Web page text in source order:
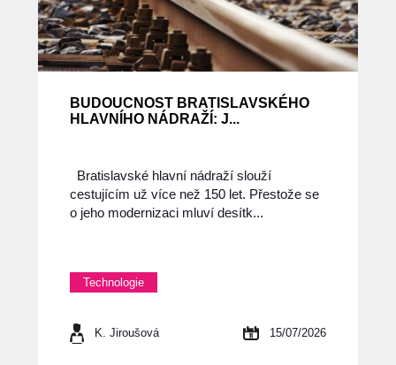
BUDOUCNOST BRATISLAVSKÉHO
HLAVNÍHO NÁDRAŽÍ: J...
Bratislavské hlavní nádraží slouží
cestujícím už více než 150 let. Přestože se
o jeho modernizaci mluví desítk...
Technologie
K. Jiroušová 15/07/2026